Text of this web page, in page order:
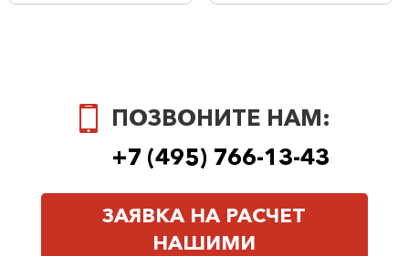
ПОЗВОНИТЕ НАМ:
+7 (495) 766-13-43
ЗАЯВКА НА РАСЧЕТ
НАШИМИ